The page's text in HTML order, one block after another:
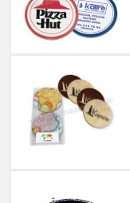
promosyon
Bardak
Altlığı
promosyon
promosyon
Tüm
Ürünleri
Gör
→
promosyon
Matara